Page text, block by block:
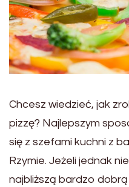
Chcesz wiedzieć, jak
pizzę? Najlepszym
się z szefami kuchni z
Rzymie. Jeżeli jednak
najbliższą bardzo